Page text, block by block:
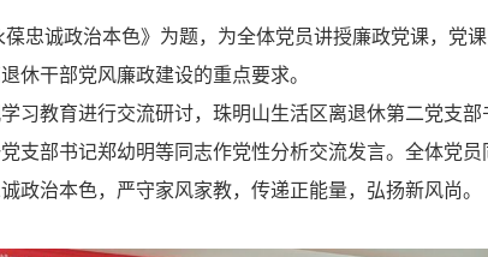
忠诚政治本色》为题，为全体党员讲授廉政党课， 党
休干部党风廉政建设的重点要求。
习教育进行交流研讨，珠明山生活区离退休第二党支
支部书记郑幼明等同志作党性分析交流发言。全体党员
政治本色，严守家风家教，传递正能量，弘扬新风尚。